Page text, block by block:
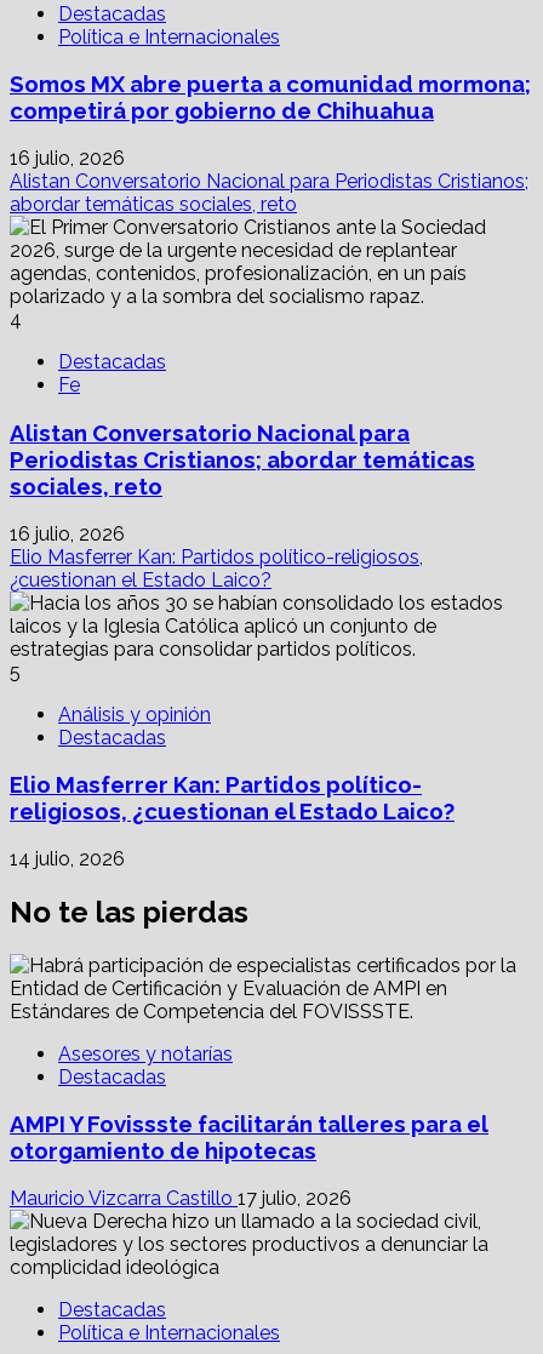
Destacadas
Política e Internacionales
Somos MX abre puerta a comunidad mormona;
competirá por gobierno de Chihuahua
16 julio, 2026
Alistan Conversatorio Nacional para Periodistas Cristianos;
abordar temáticas sociales, reto
4
Destacadas
Fe
Alistan Conversatorio Nacional para
Periodistas Cristianos; abordar temáticas
sociales, reto
16 julio, 2026
Elio Masferrer Kan: Partidos político-religiosos,
¿cuestionan el Estado Laico?
5
Análisis y opinión
Destacadas
Elio Masferrer Kan: Partidos político-
religiosos, ¿cuestionan el Estado Laico?
14 julio, 2026
No te las pierdas
Asesores y notarías
Destacadas
AMPI Y Fovissste facilitarán talleres para el
otorgamiento de hipotecas
Mauricio Vizcarra Castillo 17 julio, 2026
Destacadas
Política e Internacionales